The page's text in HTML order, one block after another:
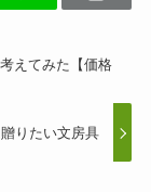
えてみた【価格
りたい文房具